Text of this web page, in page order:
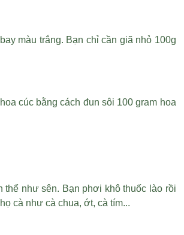
màu trắng. Bạn chỉ cần giã nhỏ 100g
cúc bằng cách đun sôi 100 gram hoa
như sên. Bạn phơi khô thuốc lào rồi
cà như cà chua, ớt, cà tím...